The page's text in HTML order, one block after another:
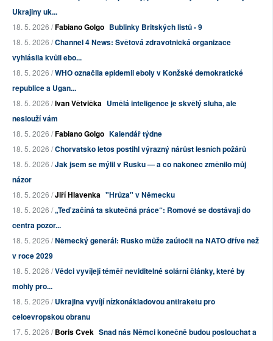
Ukrajiny uk...
18. 5. 2026 /Fabiano Golgo Bublinky Britských listů - 9
18. 5. 2026 /Channel 4 News: Světová zdravotnická organizace
vyhlásila kvůli ebo...
18. 5. 2026 /WHO označila epidemii eboly v Konžské demokratické
republice a Ugan...
18. 5. 2026 /Ivan Větvička Umělá inteligence je skvělý sluha, ale
neslouží vám
18. 5. 2026 /Fabiano Golgo Kalendář týdne
18. 5. 2026 /Chorvatsko letos postihl výrazný nárůst lesních požárů
18. 5. 2026 /Jak jsem se mýlil v Rusku — a co nakonec změnilo můj
názor
18. 5. 2026 /Jiří Hlavenka "Hrůza" v Německu
18. 5. 2026 /„Teď začíná ta skutečná práce“: Romové se dostávají do
centra pozor...
18. 5. 2026 /Německý generál: Rusko může zaútočit na NATO dříve než
v roce 2029
18. 5. 2026 /Vědci vyvíjejí téměř neviditelné solární články, které by
mohly pro...
18. 5. 2026 /Ukrajina vyvíjí nízkonákladovou antiraketu pro
celoevropskou obranu
17. 5. 2026 /Boris Cvek Snad nás Němci konečně budou poslouchat a